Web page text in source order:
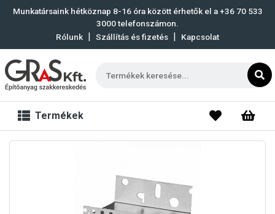
Munkatársaink hétköznap 8-16 óra között érhetők el a+36 70 533
3000telefonszámon.
Rólunk | Szállítás és fizetés | Kapcsolat
Termékek